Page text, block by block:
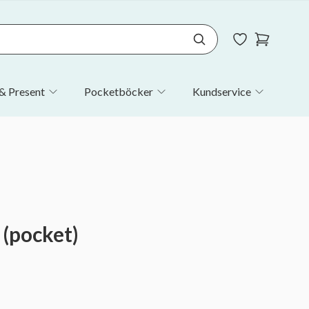
Present Pocketböcker Kundservice